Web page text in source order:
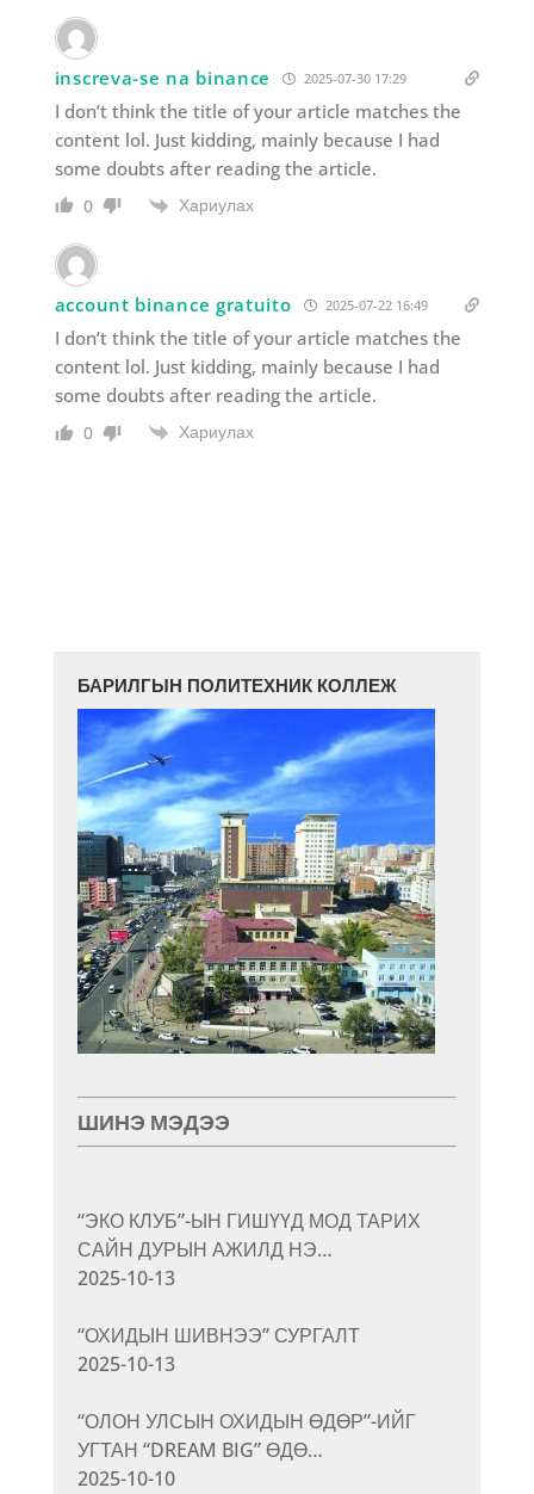
inscreva-se na binance 2025-07-30 17:29
I don’t think the title of your article matches the
content lol. Just kidding, mainly because I had
some doubts after reading the article.
0 Хариулах
account binance gratuito 2025-07-22 16:49
I don’t think the title of your article matches the
content lol. Just kidding, mainly because I had
some doubts after reading the article.
0 Хариулах
БАРИЛГЫН ПОЛИТЕХНИК КОЛЛЕЖ
ШИНЭ МЭДЭЭ
“ЭКО КЛУБ”-ЫН ГИШҮҮД МОД ТАРИХ
САЙН ДУРЫН АЖИЛД НЭ…
2025-10-13
“ОХИДЫН ШИВНЭЭ” СУРГАЛТ
2025-10-13
“ОЛОН УЛСЫН ОХИДЫН ӨДӨР”-ИЙГ
УГТАН “DREAM BIG” ӨДӨ…
2025-10-10